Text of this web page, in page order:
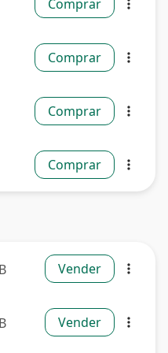
Comprar more_vert
Comprar more_vert
Comprar more_vert
Comprar more_vert
Vender more_vert
Vender more_vert